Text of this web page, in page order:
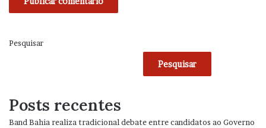
Pesquisar
Pesquisar
Posts recentes
Band Bahia realiza tradicional debate entre candidatos ao Governo